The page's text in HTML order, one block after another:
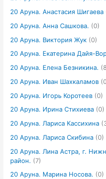
20 Аруна. Анастасия Шигаева
20 Аруна. Анна Сашкова. (0)
20 Аруна. Виктория Жук (0)
20 Аруна. Екатерина Дайя-
20 Аруна. Елена Безникина.
20 Аруна. Иван Шахкаламов
20 Аруна. Игорь Коротеев (0)
20 Аруна. Ирина Стихиева (0)
20 Аруна. Лариса Кассихина
20 Аруна. Лариса Скибина (0)
20 Аруна. Лина Астра, г.
район. (7)
20 Аруна. Марина Носова. (0)